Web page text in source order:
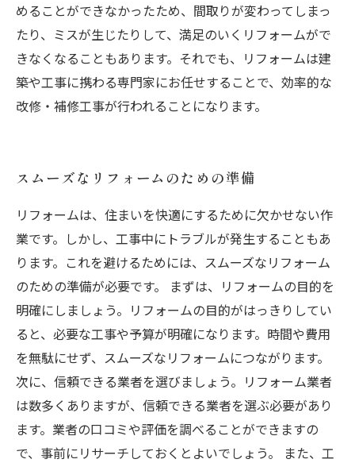
めることができなかったため、間取りが変わってしまっ
たり、ミスが生じたりして、満足のいくリフォームがで
きなくなることもあります。それでも、リフォームは建
築や工事に携わる専門家にお任せすることで、効率的な
改修・補修工事が行われることになります。
スムーズなリフォームのための準備
リフォームは、住まいを快適にするために欠かせない作
業です。しかし、工事中にトラブルが発生することもあ
ります。これを避けるためには、スムーズなリフォーム
のための準備が必要です。 まずは、リフォームの目的を
明確にしましょう。リフォームの目的がはっきりしてい
ると、必要な工事や予算が明確になります。時間や費用
を無駄にせず、スムーズなリフォームにつながります。
次に、信頼できる業者を選びましょう。リフォーム業者
は数多くありますが、信頼できる業者を選ぶ必要があり
ます。業者の口コミや評価を調べることができますの
で、事前にリサーチしておくとよいでしょう。 また、工